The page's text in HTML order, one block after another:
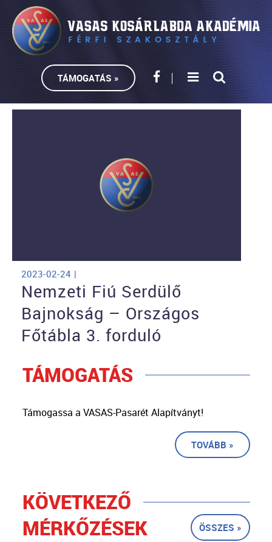
TÁMOGATÁS »
2023-02-24 |
Nemzeti Fiú Serdülő
Bajnokság – Országos
Főtábla 3. forduló
TÁMOGATÁS
Támogassa a VASAS-Pasarét Alapítványt!
TOVÁBB »
KÖVETKEZŐ
MÉRKŐZÉSEK
ÖSSZES »